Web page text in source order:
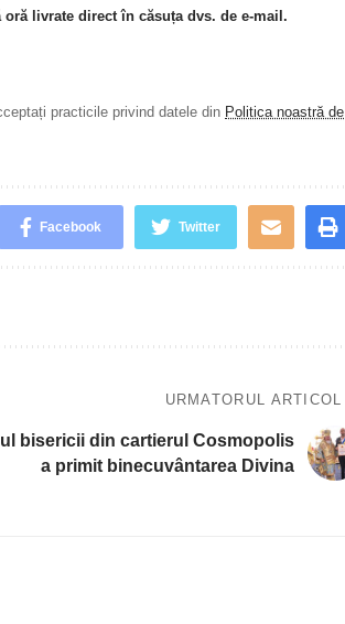
livrate direct în căsuța dvs. de e-mail.
practicile privind datele din Politica noastră de
Facebook Twitter
URMATORUL ARTICOL
bisericii din cartierul Cosmopolis
a primit binecuvântarea Divina